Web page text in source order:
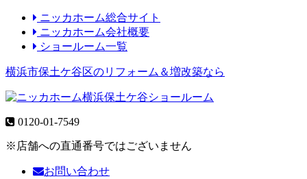
ニッカホーム総合サイト
ニッカホーム会社概要
ショールーム一覧
横浜市保土ケ谷区のリフォーム＆増改築なら
0120-01-7549
※店舗への直通番号ではございません
お問い合わせ